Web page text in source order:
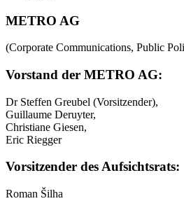
METRO AG
(Corporate Communications, Public
Vorstand der METRO AG:
Dr Steffen Greubel (Vorsitzender),
Guillaume Deruyter,
Christiane Giesen,
Eric Riegger
Vorsitzender des Aufsichtsrats:
Roman Šilha